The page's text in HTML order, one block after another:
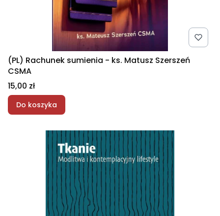
(PL) Rachunek sumienia - ks. Matusz Szerszeń
CSMA
Cena
15,00 zł
Do koszyka